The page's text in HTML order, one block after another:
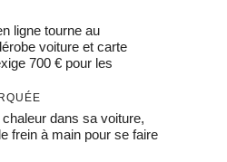
ligne tourne au
voiture et carte
700 € pour les
dans sa voiture,
frein à main pour se faire